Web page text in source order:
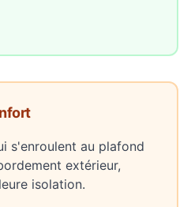
s'enroulent au plafond
extérieur,
isolation.